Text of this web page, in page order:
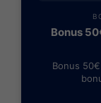
Bonus
Bonus